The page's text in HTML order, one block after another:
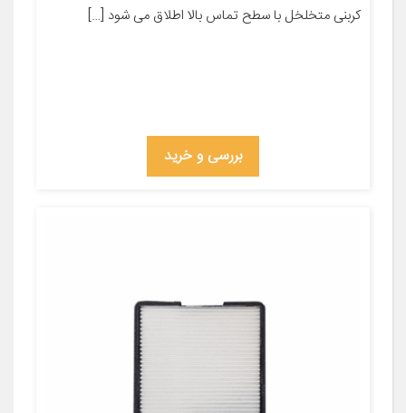
کربنی متخلخل با سطح تماس بالا اطلاق می شود […]
بررسی و خرید